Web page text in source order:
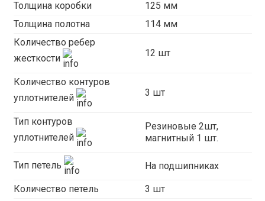
Толщина коробки
125 мм
Толщина полотна
114 мм
Количество ребер
жесткости
12 шт
Количество контуров
уплотнителей
3 шт
Тип контуров
уплотнителей
Резиновые 2шт,
магнитный 1 шт.
Тип петель На подшипниках
Количество петель
3 шт